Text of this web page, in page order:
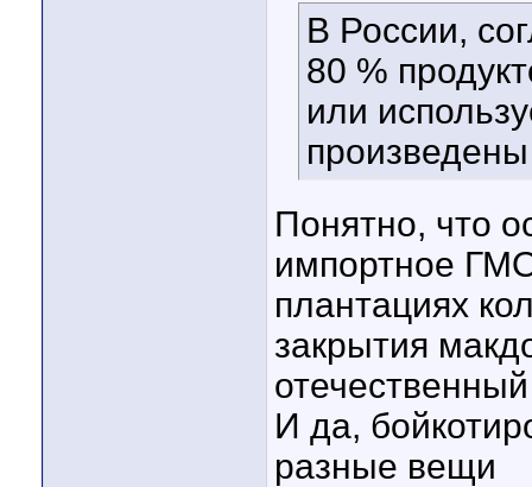
В России,
80 %
или
Понятно, что
импортное
плантациях
закрытия
И да,
разные вещи